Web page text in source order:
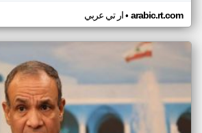
ار تي عربي• arabic.rt.com